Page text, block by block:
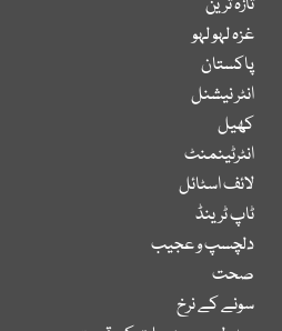
تازہ ترین
غزہ لہو لہو
پاکستان
انٹر نیشنل
کھیل
انٹرٹینمنٹ
لائف اسٹائل
ٹاپ ٹرینڈ
دلچسپ و عجیب
صحت
سونے کے نرخ